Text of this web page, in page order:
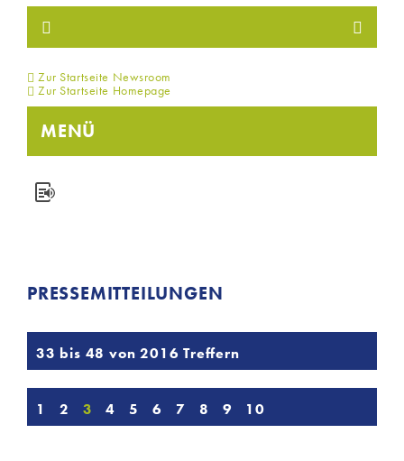
Zur Startseite Newsroom
Zur Startseite Homepage
MENÜ
PRESSEMITTEILUNGEN
33 bis 48 von 2016 Treffern
1 2 3 4 5 6 7 8 9 10